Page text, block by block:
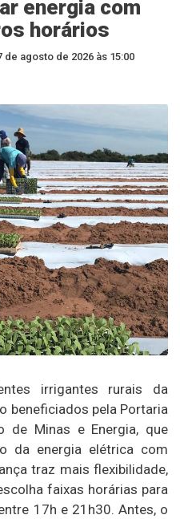
energia com
horários
de agosto de 2026 às 15:00
irrigantes rurais da
beneficiados pela Portaria
de Minas e Energia, que
da energia elétrica com
traz mais flexibilidade,
faixas horárias para
17h e 21h30. Antes, o